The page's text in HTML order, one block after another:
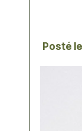
Posté le